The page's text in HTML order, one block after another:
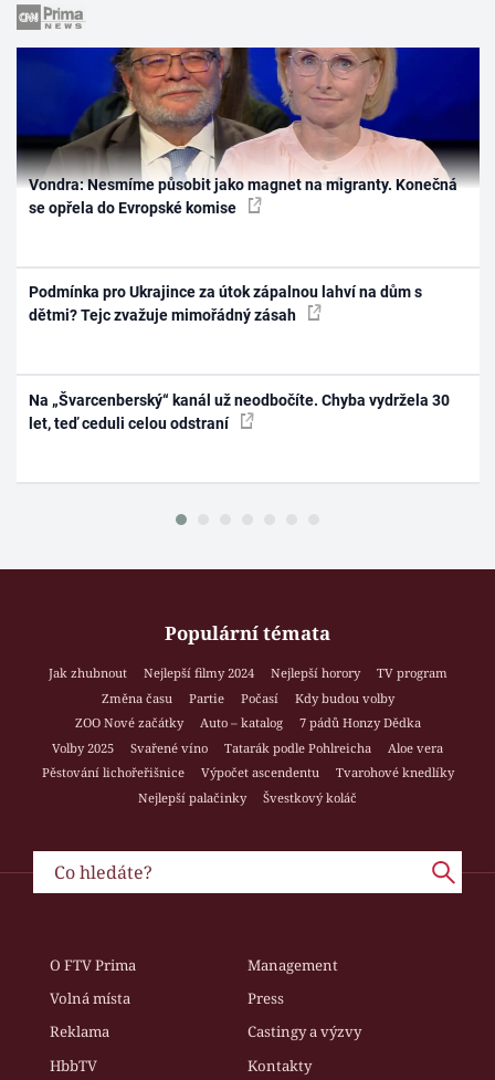
Vondra: Nesmíme působit jako magnet na migranty. Konečná
se opřela do Evropské komise
Podmínka pro Ukrajince za útok zápalnou lahví na dům s
dětmi? Tejc zvažuje mimořádný zásah
Na „Švarcenberský“ kanál už neodbočíte. Chyba vydržela 30
let, teď ceduli celou odstraní
Populární témata
Jak zhubnout Nejlepší filmy 2024 Nejlepší horory
TV program
Změna času
Partie Počasí
Kdy budou volby
ZOO Nové začátky
Auto – katalog
7 pádů Honzy Dědka
Volby 2025
Svařené víno Tatarák podle Pohlreicha
Aloe vera
Pěstování lichořeřišnice
Výpočet ascendentu
Tvarohové knedlíky
Nejlepší palačinky
Švestkový koláč
O FTV Prima
Management
Volná místa
Press
Reklama
Castingy a výzvy
HbbTV
Kontakty